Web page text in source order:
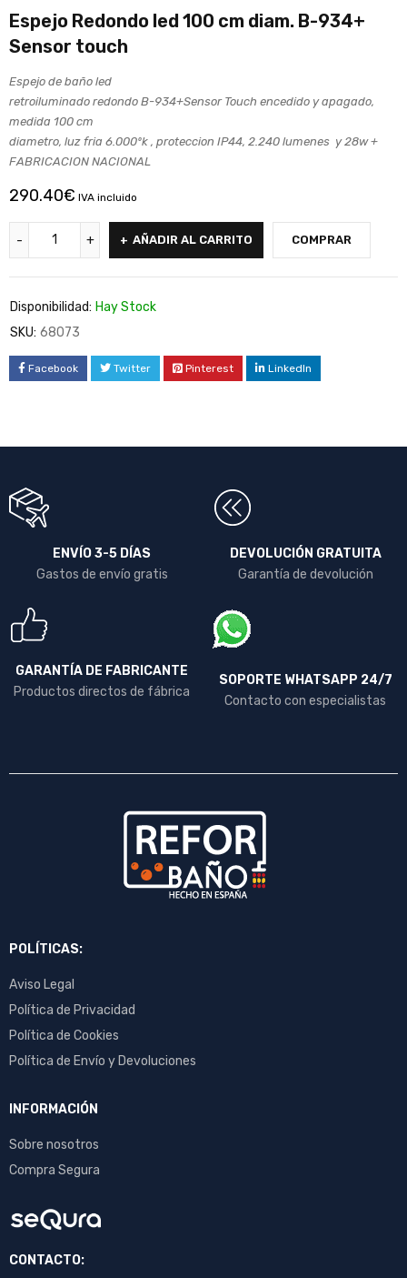
Espejo Redondo led 100 cm diam. B-934+
Sensor touch
Espejo de baño led
retroiluminado redondo B-934+Sensor Touch encedido y apagado,
medida 100 cm
diametro, luz fria 6.000ºk , proteccion IP44, 2.240 lumenes y 28w +
FABRICACION NACIONAL
290.40€ IVA incluido
AÑADIR AL CARRITO COMPRAR
Disponibilidad: Hay Stock
SKU: 68073
Facebook Twitter Pinterest LinkedIn
ENVÍO 3-5 DÍAS
Gastos de envío gratis
DEVOLUCIÓN GRATUITA
Garantía de devolución
GARANTÍA DE FABRICANTE
Productos directos de fábrica
SOPORTE WHATSAPP 24/7
Contacto con especialistas
POLÍTICAS:
Aviso Legal
Política de Privacidad
Política de Cookies
Política de Envío y Devoluciones
INFORMACIÓN
Sobre nosotros
Compra Segura
CONTACTO: